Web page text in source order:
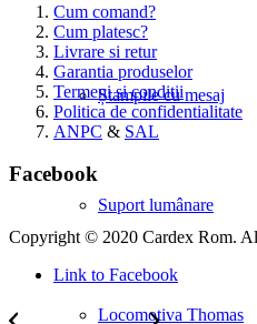
Ștampile cu mesaj
Suport lumânare
Locomotiva Thomas
Cum comand?
Cum platesc?
Livrare si retur
Garantia produselor
Termeni si conditii
Politica de confidentialitate
ANPC & SAL
Facebook
Copyright © 2020 Cardex Rom.
Link to Facebook